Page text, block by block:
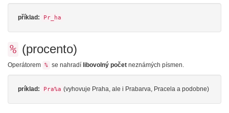
příklad: Pr_ha
% (procento)
Operátorem % se nahradí libovolný počet neznámých písmen.
príklad: Pra%a (vyhovuje Praha, ale i Prabarva, Pracela a podobne)